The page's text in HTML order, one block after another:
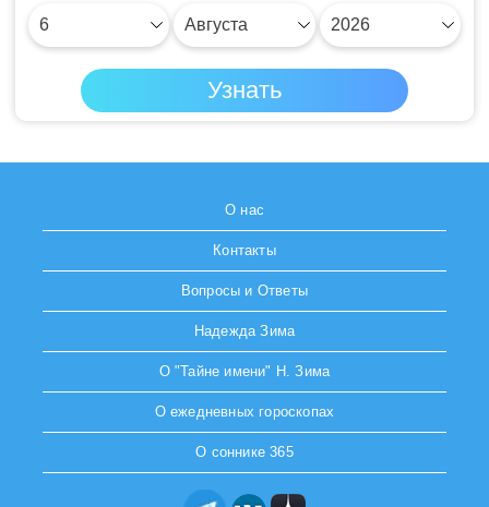
О нас
Контакты
Вопросы и Ответы
Надежда Зима
О "Тайне имени" Н. Зима
О ежедневных гороскопах
О соннике 365